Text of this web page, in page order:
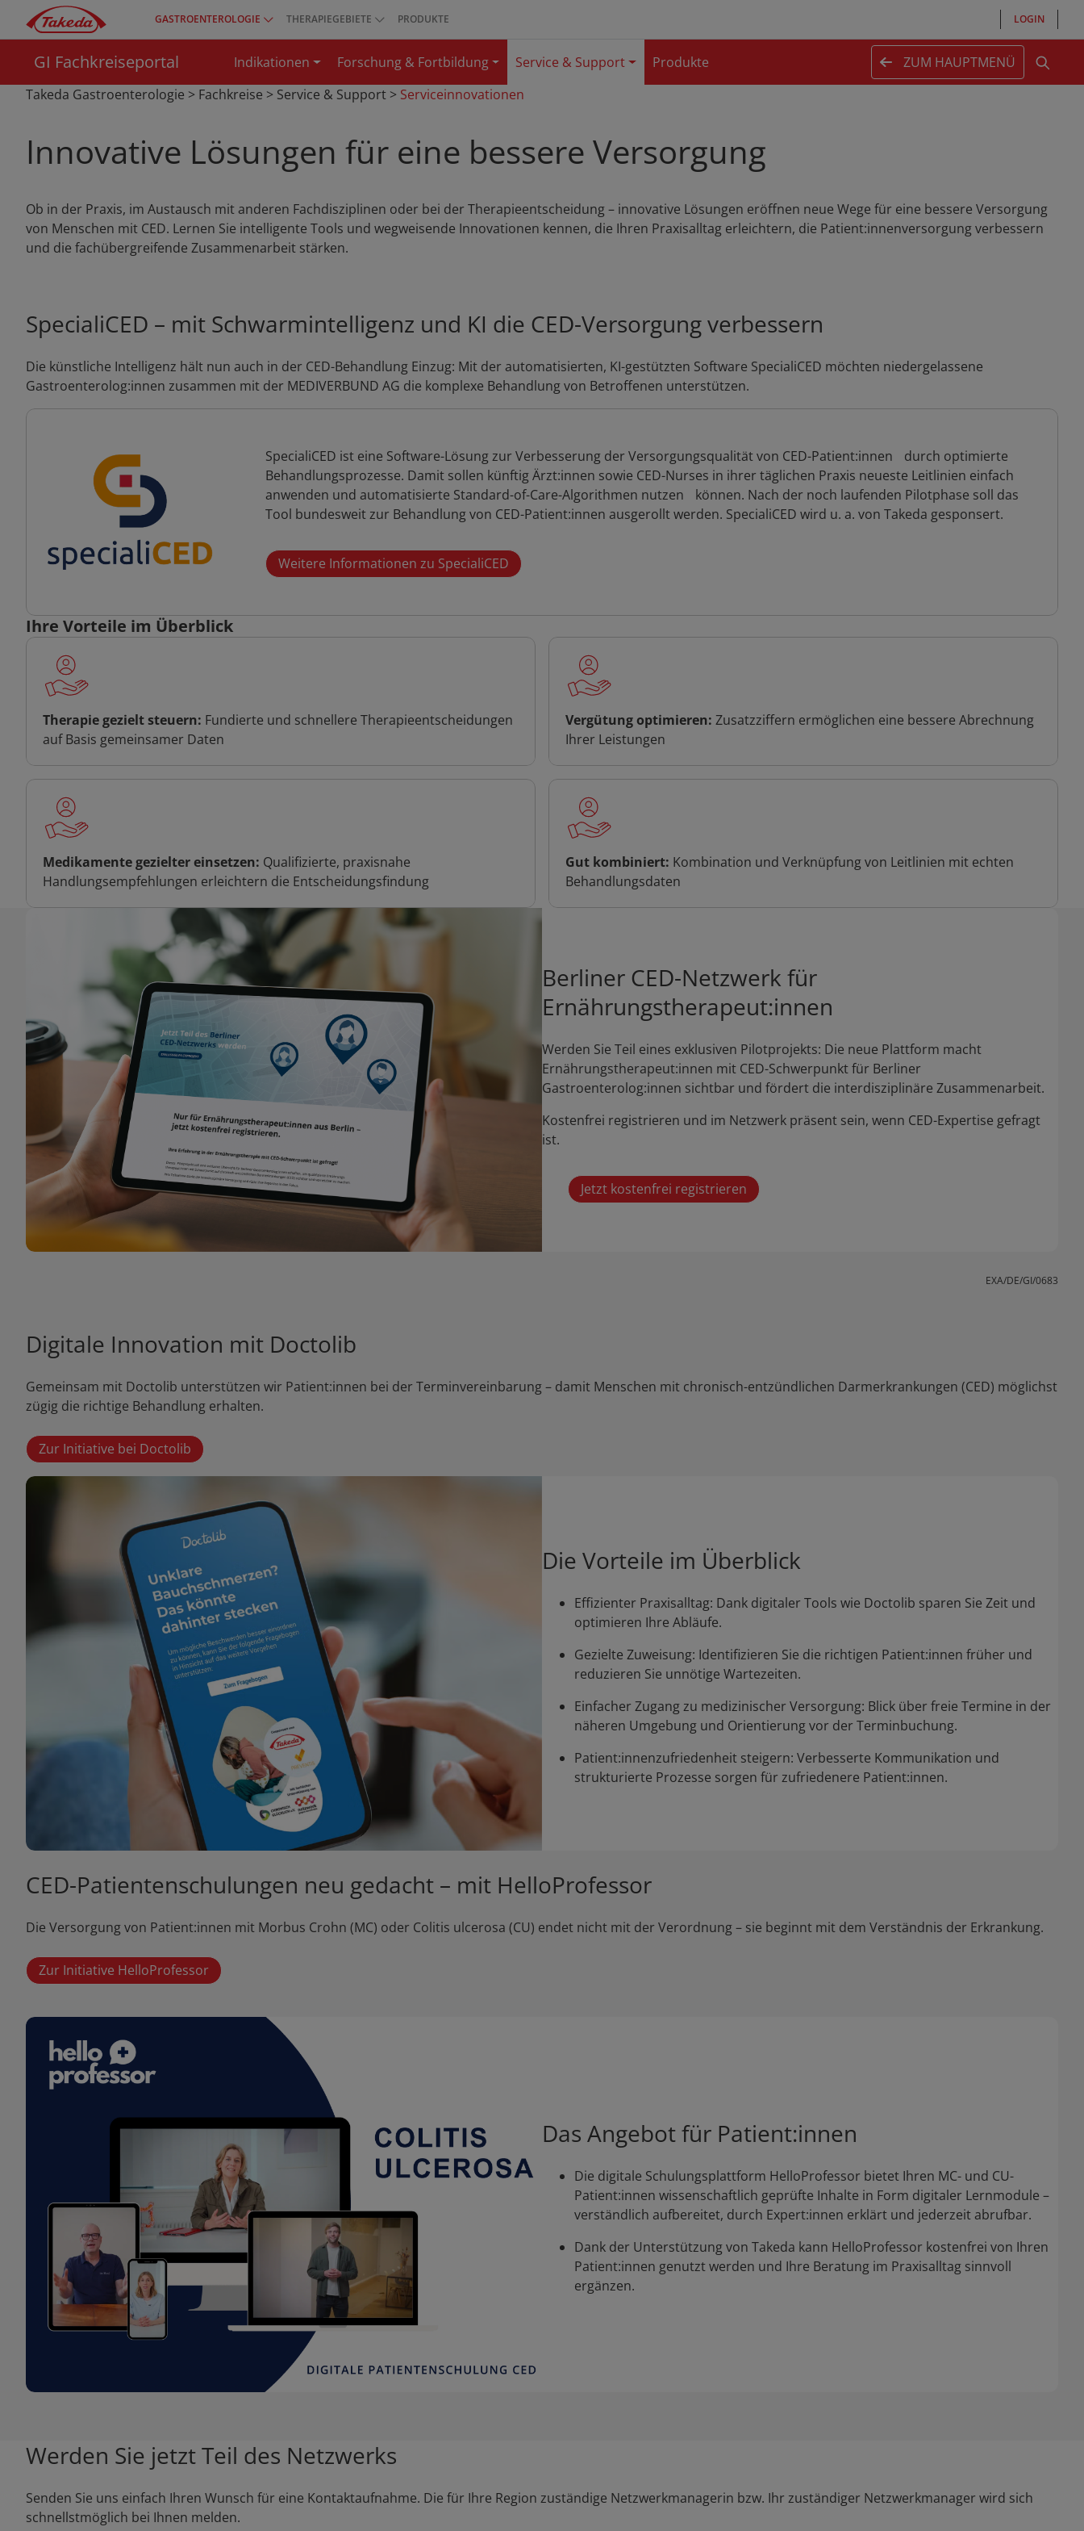
zum
Top
menu
GASTROENTEROLOGIE THERAPIEGEBIETE PRODUKTE LOGIN
GI Fachkreiseportal Indikationen Forschung & Fortbildung Service & Support Produkte
ZUM HAUPTMENÜ
Takeda Gastroenterologie > Fachkreise > Service & Support > Serviceinnovationen
Innovative Lösungen für eine bessere Versorgung
Ob in der Praxis, im Austausch mit anderen Fachdisziplinen oder bei der Therapieentscheidung – innovative Lösungen eröffnen neue Wege für eine bessere Versorgung
von Menschen mit CED. Lernen Sie intelligente Tools und wegweisende Innovationen kennen, die Ihren Praxisalltag erleichtern, die Patient:innenversorgung verbessern
und die fachübergreifende Zusammenarbeit stärken.
SpecialiCED – mit Schwarmintelligenz und KI die CED-Versorgung verbessern
Die künstliche Intelligenz hält nun auch in der CED-Behandlung Einzug: Mit der automatisierten, KI-gestützten Software SpecialiCED möchten niedergelassene
Gastroenterolog:innen zusammen mit der MEDIVERBUND AG die komplexe Behandlung von Betroffenen unterstützen.
SpecialiCED ist eine Software-Lösung zur Verbesserung der Versorgungsqualität von CED-Patient:innen durch optimierte
Behandlungsprozesse. Damit sollen künftig Ärzt:innen sowie CED-Nurses in ihrer täglichen Praxis neueste Leitlinien einfach
anwenden und automatisierte Standard-of-Care-Algorithmen nutzen können. Nach der noch laufenden Pilotphase soll das
Tool bundesweit zur Behandlung von CED-Patient:innen ausgerollt werden. SpecialiCED wird u. a. von Takeda gesponsert.
Weitere Informationen zu SpecialiCED
Ihre Vorteile im Überblick
Therapie gezielt steuern: Fundierte und schnellere Therapieentscheidungen
auf Basis gemeinsamer Daten
Vergütung optimieren: Zusatzziffern ermöglichen eine bessere Abrechnung
Ihrer Leistungen
Medikamente gezielter einsetzen: Qualifizierte, praxisnahe
Handlungsempfehlungen erleichtern die Entscheidungsfindung
Gut kombiniert: Kombination und Verknüpfung von Leitlinien mit echten
Behandlungsdaten
Berliner CED-Netzwerk für
Ernährungstherapeut:innen
Werden Sie Teil eines exklusiven Pilotprojekts: Die neue Plattform macht
Ernährungstherapeut:innen mit CED-Schwerpunkt für Berliner
Gastroenterolog:innen sichtbar und fördert die interdisziplinäre Zusammenarbeit.
Kostenfrei registrieren und im Netzwerk präsent sein, wenn CED-Expertise gefragt
ist.
Jetzt kostenfrei registrieren
EXA/DE/GI/0683
Digitale Innovation mit Doctolib
Gemeinsam mit Doctolib unterstützen wir Patient:innen bei der Terminvereinbarung – damit Menschen mit chronisch-entzündlichen Darmerkrankungen (CED) möglichst
zügig die richtige Behandlung erhalten.
Zur Initiative bei Doctolib
Die Vorteile im Überblick
Effizienter Praxisalltag: Dank digitaler Tools wie Doctolib sparen Sie Zeit und
optimieren Ihre Abläufe.
Gezielte Zuweisung: Identifizieren Sie die richtigen Patient:innen früher und
reduzieren Sie unnötige Wartezeiten.
Einfacher Zugang zu medizinischer Versorgung: Blick über freie Termine in der
näheren Umgebung und Orientierung vor der Terminbuchung.
Patient:innenzufriedenheit steigern: Verbesserte Kommunikation und
strukturierte Prozesse sorgen für zufriedenere Patient:innen.
CED-Patientenschulungen neu gedacht – mit HelloProfessor
Die Versorgung von Patient:innen mit Morbus Crohn (MC) oder Colitis ulcerosa (CU) endet nicht mit der Verordnung – sie beginnt mit dem Verständnis der Erkrankung.
Zur Initiative HelloProfessor
Das Angebot für Patient:innen
Die digitale Schulungsplattform HelloProfessor bietet Ihren MC- und CU-
Patient:innen wissenschaftlich geprüfte Inhalte in Form digitaler Lernmodule –
verständlich aufbereitet, durch Expert:innen erklärt und jederzeit abrufbar.
Dank der Unterstützung von Takeda kann HelloProfessor kostenfrei von Ihren
Patient:innen genutzt werden und Ihre Beratung im Praxisalltag sinnvoll
ergänzen.
Werden Sie jetzt Teil des Netzwerks
Senden Sie uns einfach Ihren Wunsch für eine Kontaktaufnahme. Die für Ihre Region zuständige Netzwerkmanagerin bzw. Ihr zuständiger Netzwerkmanager wird sich
schnellstmöglich bei Ihnen melden.